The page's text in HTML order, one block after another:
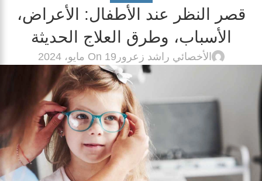
قصر النظر عند الأطفال: الأعراض،
الأسباب، وطرق العلاج الحديثة
الأخصائي راشد زعرور On 19 مايو، 2024